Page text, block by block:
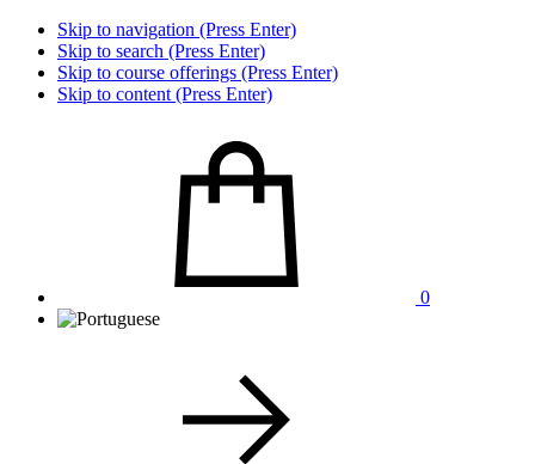
Skip to navigation (Press Enter)
Skip to search (Press Enter)
Skip to course offerings (Press Enter)
Skip to content (Press Enter)
0